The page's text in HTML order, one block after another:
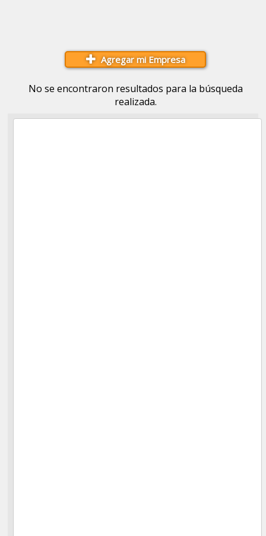
Agregar mi Empresa
No se encontraron resultados para la búsqueda
realizada.